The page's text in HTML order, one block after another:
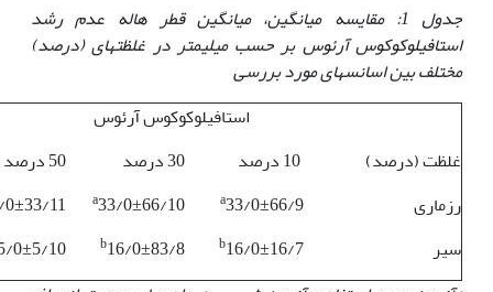
جدول 1: مقایسه میانگین، میانگین قطر هاله عدم رشد
استافیلوکوکوس آرئوس بر حسب میلی‏متر در غلظت‏های (درصد)
مختلف بین اسانس‏های مورد بررسی
استافیلوکوکوس آرئوس
غلظت (درصد)
30 درصد
50 درصد
رزماری
a33/0±66/9
a33/0±66/10
11
سیر
b16/0±16/7
b16/0±83/8
0±5/10